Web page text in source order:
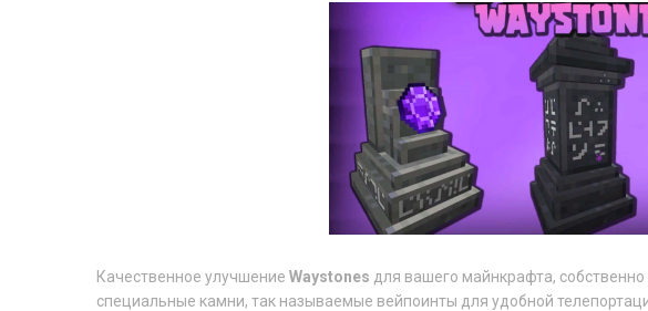
Качественное улучшение Waystones для вашего майнкрафта,
специальные камни, так называемые вейпоинты для удобной